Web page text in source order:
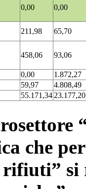
0,00 0,00
211,98
65,70
458,06 93,06
0,00
1.872,27
59,97
4.808,49
55.171,3423.177,20
che
rifiuti”